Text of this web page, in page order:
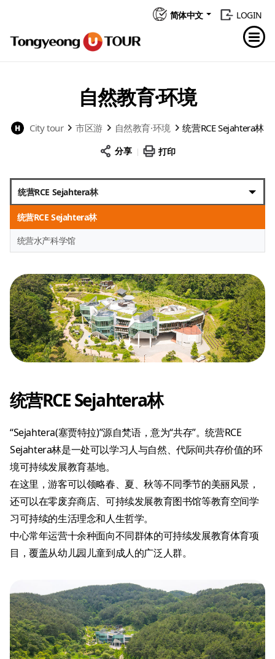
简体中文 LOGIN
自然教育·环境
City tour 市区游 自然教育·环境 统营RCE Sejahtera林
分享 打印
统营RCE Sejahtera林
统营RCE Sejahtera林
统营水产科学馆
统营RCE Sejahtera林
“Sejahtera(塞贾特拉)”源自梵语，意为“共存”。统营RCE
Sejahtera林是一处可以学习人与自然、代际间共存价值的环
境可持续发展教育基地。
在这里，游客可以领略春、夏、秋等不同季节的美丽风景，
还可以在零废弃商店、可持续发展教育图书馆等教育空间学
习可持续的生活理念和人生哲学。
中心常年运营十余种面向不同群体的可持续发展教育体育项
目，覆盖从幼儿园儿童到成人的广泛人群。